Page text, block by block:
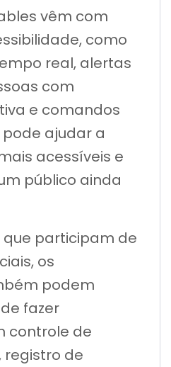
vêm com
como
real, alertas
com
e comandos
pode ajudar a
acessíveis e
público ainda
participam de
os
podem
fazer
controle de
de